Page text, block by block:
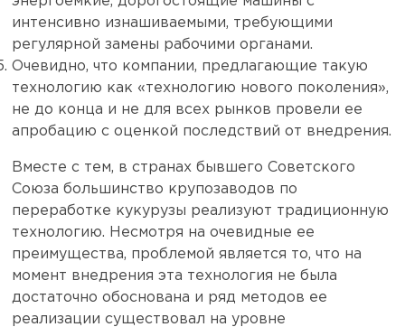
интенсивно изнашиваемыми, требующими
регулярной замены рабочими органами.
Очевидно, что компании, предлагающие такую
технологию как «технологию нового поколения»,
не до конца и не для всех рынков провели ее
апробацию с оценкой последствий от внедрения.
Вместе с тем, в странах бывшего Советского
Союза большинство крупозаводов по
переработке кукурузы реализуют традиционную
технологию. Несмотря на очевидные ее
преимущества, проблемой является то, что на
момент внедрения эта технология не была
достаточно обоснована и ряд методов ее
реализации существовал на уровне